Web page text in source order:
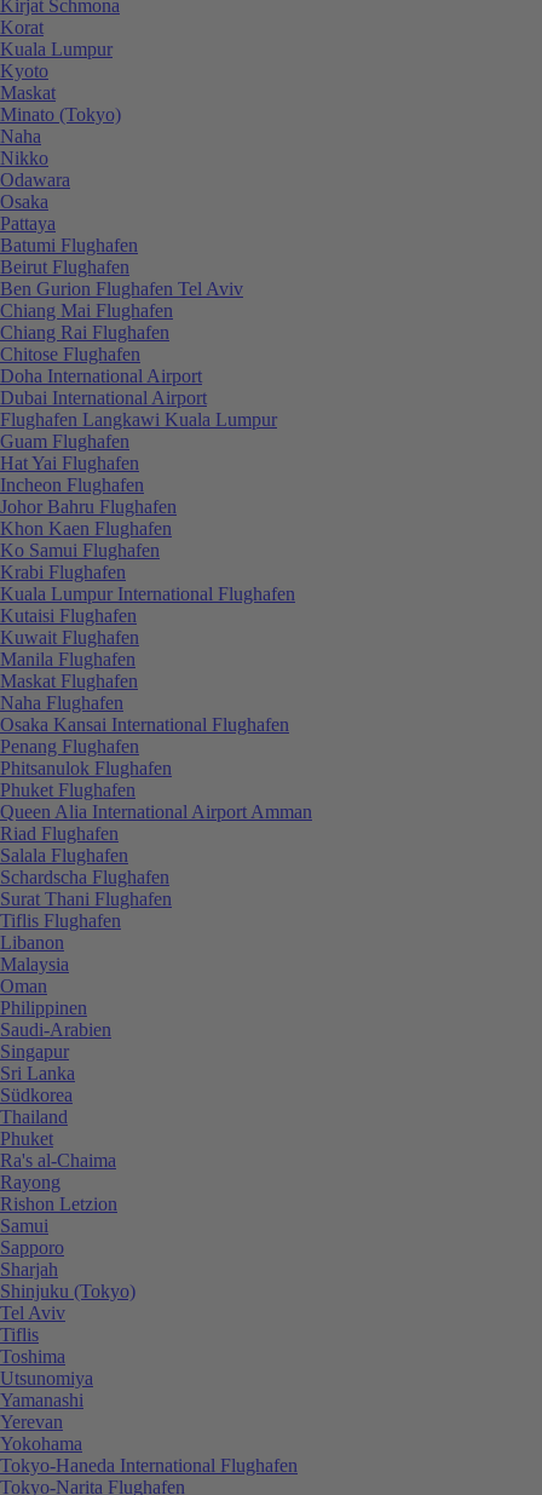
Kirjat Schmona
Korat
Kuala Lumpur
Kyoto
Maskat
Minato (Tokyo)
Naha
Nikko
Odawara
Osaka
Pattaya
Batumi Flughafen
Beirut Flughafen
Ben Gurion Flughafen Tel Aviv
Chiang Mai Flughafen
Chiang Rai Flughafen
Chitose Flughafen
Doha International Airport
Dubai International Airport
Flughafen Langkawi Kuala Lumpur
Guam Flughafen
Hat Yai Flughafen
Incheon Flughafen
Johor Bahru Flughafen
Khon Kaen Flughafen
Ko Samui Flughafen
Krabi Flughafen
Kuala Lumpur International Flughafen
Kutaisi Flughafen
Kuwait Flughafen
Manila Flughafen
Maskat Flughafen
Naha Flughafen
Osaka Kansai International Flughafen
Penang Flughafen
Phitsanulok Flughafen
Phuket Flughafen
Queen Alia International Airport Amman
Riad Flughafen
Salala Flughafen
Schardscha Flughafen
Surat Thani Flughafen
Tiflis Flughafen
Libanon
Malaysia
Oman
Philippinen
Saudi-Arabien
Singapur
Sri Lanka
Südkorea
Thailand
Phuket
Ra's al-Chaima
Rayong
Rishon Letzion
Samui
Sapporo
Sharjah
Shinjuku (Tokyo)
Tel Aviv
Tiflis
Toshima
Utsunomiya
Yamanashi
Yerevan
Yokohama
Tokyo-Haneda International Flughafen
Tokyo-Narita Flughafen